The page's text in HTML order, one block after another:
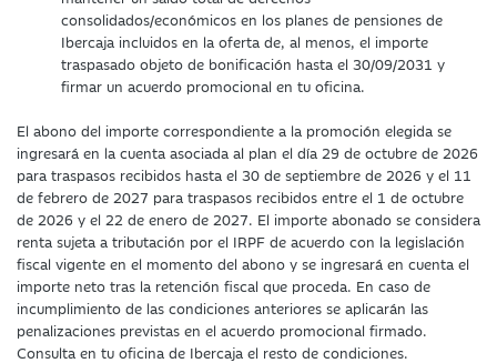
consolidados/económicos en los planes de pensiones de
Ibercaja incluidos en la oferta de, al menos, el importe
traspasado objeto de bonificación hasta el 30/09/2031 y
firmar un acuerdo promocional en tu oficina.
El abono del importe correspondiente a la promoción elegida se
ingresará en la cuenta asociada al plan el día 29 de octubre de 2026
para traspasos recibidos hasta el 30 de septiembre de 2026 y el 11
de febrero de 2027 para traspasos recibidos entre el 1 de octubre
de 2026 y el 22 de enero de 2027. El importe abonado se considera
renta sujeta a tributación por el IRPF de acuerdo con la legislación
fiscal vigente en el momento del abono y se ingresará en cuenta el
importe neto tras la retención fiscal que proceda. En caso de
incumplimiento de las condiciones anteriores se aplicarán las
penalizaciones previstas en el acuerdo promocional firmado.
Consulta en tu oficina de Ibercaja el resto de condiciones.